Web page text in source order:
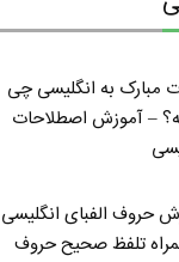
مبارک به انگلیسی چی
– آموزش اصطلاحات
حروف الفبای انگلیسی
تلفظ صحیح حروف